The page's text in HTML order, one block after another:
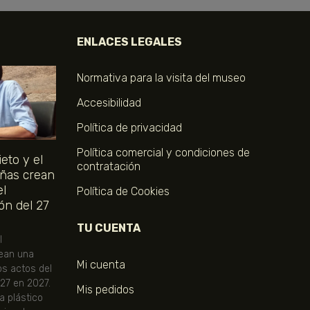
y el
crean
del 27
una
actos del
en 2027.
plástico
ENLACES LEGALES
Normativa para la visita del museo
Accesibilidad
Política de privacidad
Política comercial y condiciones de
contratación
Política de Cookies
TU CUENTA
Mi cuenta
Mis pedidos